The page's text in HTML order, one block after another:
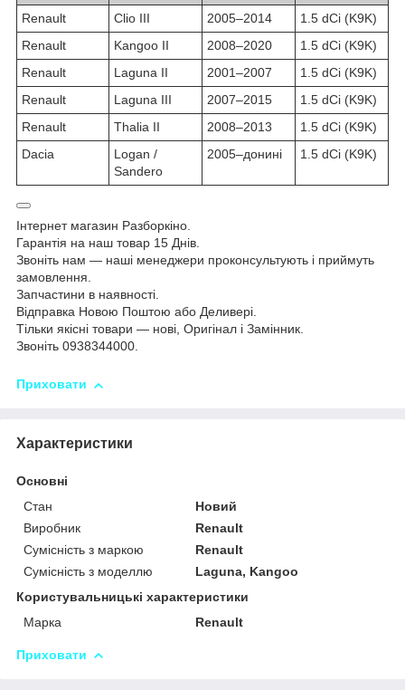
Renault Clio III 2005–2014
1.5 dCi (K9K)
Renault
Kangoo II 2008–2020
1.5 dCi (K9K)
Renault
Laguna II 2001–2007
1.5 dCi (K9K)
Renault
Laguna III 2007–2015
1.5 dCi (K9K)
Renault
Thalia II 2008–2013
1.5 dCi (K9K)
Dacia
Logan /
Sandero
2005–донині 1.5 dCi (K9K)
Інтернет магазин Разборкіно.
Гарантія на наш товар 15 Днів.
Звоніть нам — наші менеджери проконсультують і приймуть
замовлення.
Запчастини в наявності.
Відправка Новою Поштою або Деливері.
Тільки якісні товари — нові, Оригінал і Замінник.
Звоніть 0938344000.
Приховати
Характеристики
Основні
Стан
Новий
Виробник
Renault
Сумісність з маркою
Renault
Сумісність з моделлю
Laguna, Kangoo
Користувальницькі характеристики
Марка
Renault
Приховати